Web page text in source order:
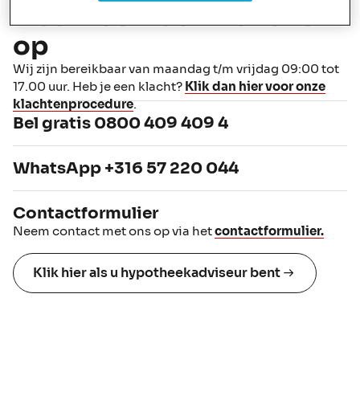
Neem contact met ons
op
Wij zijn bereikbaar van maandag t/m vrijdag 09:00 tot
17.00 uur. Heb je een klacht? Klik dan hier voor onze
klachtenprocedure.
Bel gratis 0800 409 409 4
WhatsApp +316 57 220 044
Contactformulier
Neem contact met ons op via hetcontactformulier.
Klik hier als u hypotheekadviseur bent